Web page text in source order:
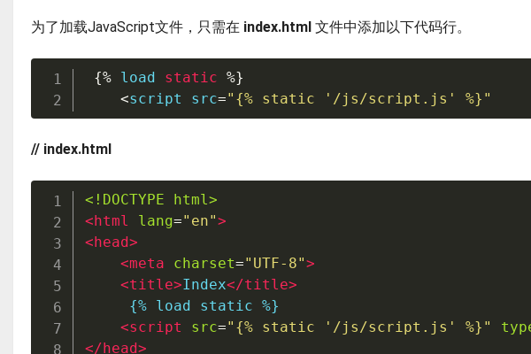
为了加载JavaScript文件，只需在 index.html 文件中添加以下代码行。
{% load static %}
<script src="{% static '/js/script.js' %}"
// index.html
<!DOCTYPE html>
<html lang=" en">
<head>
<meta charset=" UTF-8">
<title>Index</title>
     {% load static %}
<script src=" {% static '/js/script.js' %} "
</head>